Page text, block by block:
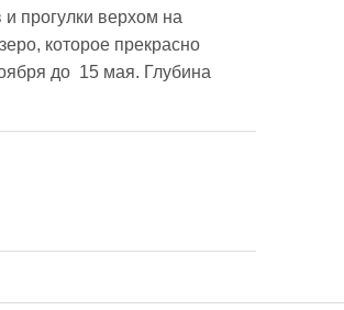
прогулки верхом на
которое прекрасно
до  15 мая. Глубина